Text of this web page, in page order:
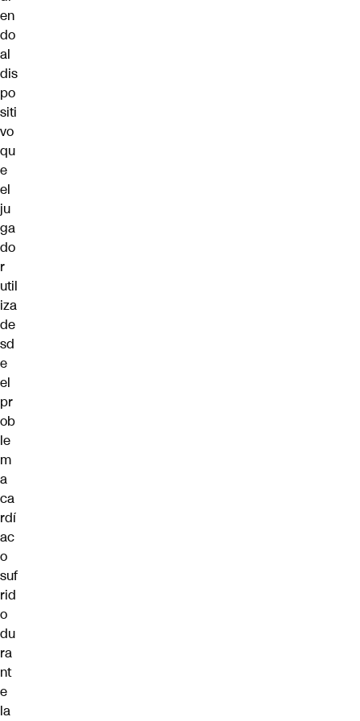
en
do
al
dis
po
siti
vo
qu
e
el
ju
ga
do
r
util
iza
de
sd
e
el
pr
ob
le
m
a
ca
rdí
ac
o
suf
rid
o
du
ra
nt
e
la